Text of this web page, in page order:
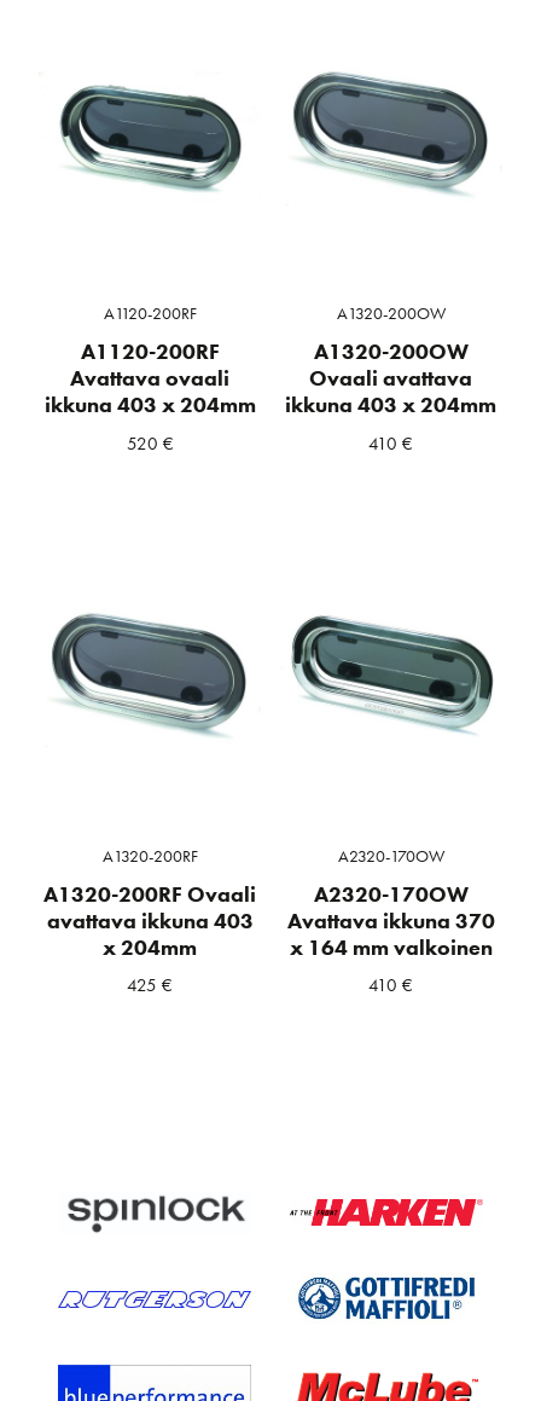
A1120-200RF
A1120-200RF
Avattava ovaali
ikkuna 403 x 204mm
520 €
A1320-200OW
A1320-200OW
Ovaali avattava
ikkuna 403 x 204mm
410€
A1320-200RF
A1320-200RF Ovaali
avattava ikkuna 403
x 204mm
425€
A2320-170OW
A2320-170OW
Avattava ikkuna 370
x 164 mm valkoinen
410€